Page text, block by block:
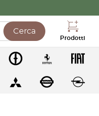
Cerca
Prodotti